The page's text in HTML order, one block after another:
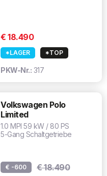
€ 18.490
*LAGER *TOP
PKW-Nr.: 317
Volkswagen Polo
Limited
1.0 MPI 59 kW / 80 PS
5-Gang Schaltgetriebe
€ -600
€ 18.490